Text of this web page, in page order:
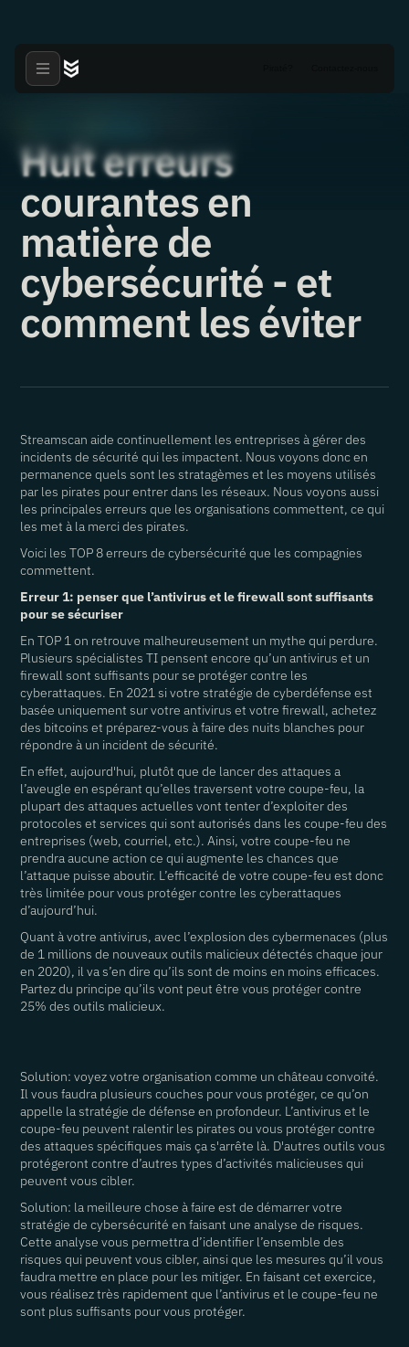
Huit erreurs
courantes en
matière de
cybersécurité - et
comment les éviter
Streamscan aide continuellement les entreprises à gérer des
incidents de sécurité qui les impactent. Nous voyons donc en
permanence quels sont les stratagèmes et les moyens utilisés
par les pirates pour entrer dans les réseaux. Nous voyons aussi
les principales erreurs que les organisations commettent, ce qui
les met à la merci des pirates.
Voici les TOP 8 erreurs de cybersécurité que les compagnies
commettent.
Erreur 1: penser que l’antivirus et le firewall sont suffisants
pour se sécuriser
En TOP 1 on retrouve malheureusement un mythe qui perdure.
Plusieurs spécialistes TI pensent encore qu’un antivirus et un
firewall sont suffisants pour se protéger contre les
cyberattaques. En 2021 si votre stratégie de cyberdéfense est
basée uniquement sur votre antivirus et votre firewall, achetez
des bitcoins et préparez-vous à faire des nuits blanches pour
répondre à un incident de sécurité.
En effet, aujourd'hui, plutôt que de lancer des attaques a
l’aveugle en espérant qu’elles traversent votre coupe-feu, la
plupart des attaques actuelles vont tenter d’exploiter des
protocoles et services qui sont autorisés dans les coupe-feu des
entreprises (web, courriel, etc.). Ainsi, votre coupe-feu ne
prendra aucune action ce qui augmente les chances que
l’attaque puisse aboutir. L’efficacité de votre coupe-feu est donc
très limitée pour vous protéger contre les cyberattaques
d’aujourd’hui.
Quant à votre antivirus, avec l’explosion des cybermenaces (plus
de 1 millions de nouveaux outils malicieux détectés chaque jour
en 2020), il va s’en dire qu’ils sont de moins en moins efficaces.
Partez du principe qu’ils vont peut être vous protéger contre
25% des outils malicieux.
Solution: voyez votre organisation comme un château convoité.
Il vous faudra plusieurs couches pour vous protéger, ce qu’on
appelle la stratégie de défense en profondeur. L’antivirus et le
coupe-feu peuvent ralentir les pirates ou vous protéger contre
des attaques spécifiques mais ça s'arrête là. D'autres outils vous
protégeront contre d’autres types d’activités malicieuses qui
peuvent vous cibler.
Solution: la meilleure chose à faire est de démarrer votre
stratégie de cybersécurité en faisant une analyse de risques.
Cette analyse vous permettra d’identifier l’ensemble des
risques qui peuvent vous cibler, ainsi que les mesures qu’il vous
faudra mettre en place pour les mitiger. En faisant cet exercice,
vous réalisez très rapidement que l’antivirus et le coupe-feu ne
sont plus suffisants pour vous protéger.